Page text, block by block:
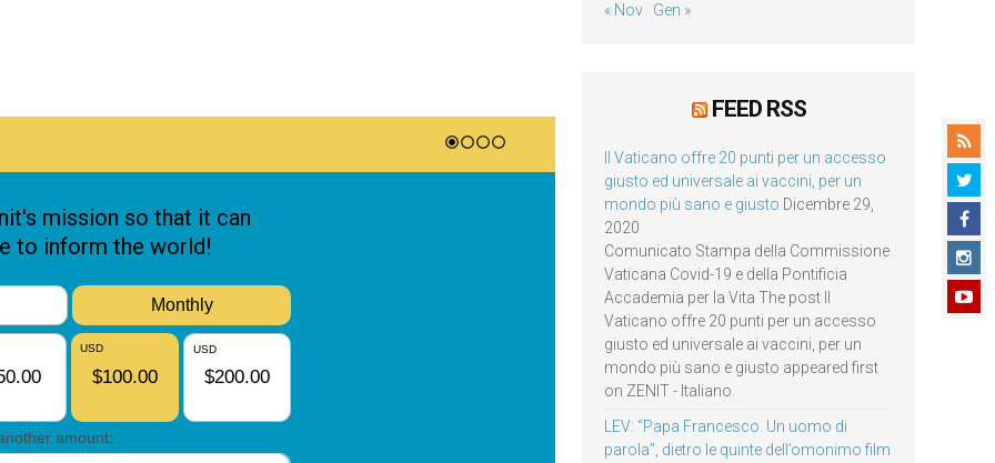
« Nov Gen »
FEED RSS
Il Vaticano offre 20 punti per un accesso
giusto ed universale ai vaccini, per un
mondo più sano e giusto Dicembre 29,
2020
Comunicato Stampa della Commissione
Vaticana Covid-19 e della Pontificia
Accademia per la Vita The post Il
Vaticano offre 20 punti per un accesso
giusto ed universale ai vaccini, per un
mondo più sano e giusto appeared first
on ZENIT - Italiano.
LEV: “Papa Francesco. Un uomo di
parola”, dietro le quinte dell’omonimo film